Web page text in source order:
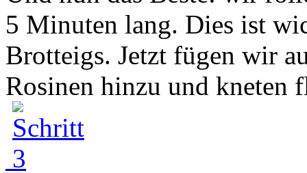
5 Minuten lang. Dies ist
Brotteigs. Jetzt fügen wir
Rosinen hinzu und kneten